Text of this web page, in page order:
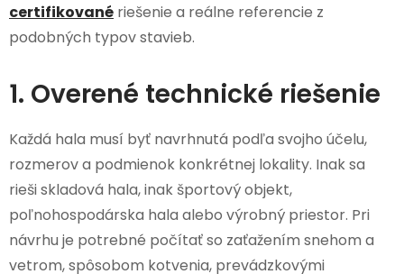
certifikované riešenie a reálne referencie z
podobných typov stavieb.
1. Overené technické riešenie
Každá hala musí byť navrhnutá podľa svojho účelu,
rozmerov a podmienok konkrétnej lokality. Inak sa
rieši skladová hala, inak športový objekt,
poľnohospodárska hala alebo výrobný priestor. Pri
návrhu je potrebné počítať so zaťažením snehom a
vetrom, spôsobom kotvenia, prevádzkovými